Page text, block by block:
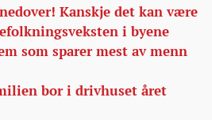
Kanskje det kan være
i byene
som sparer mest av menn
bor i drivhuset året